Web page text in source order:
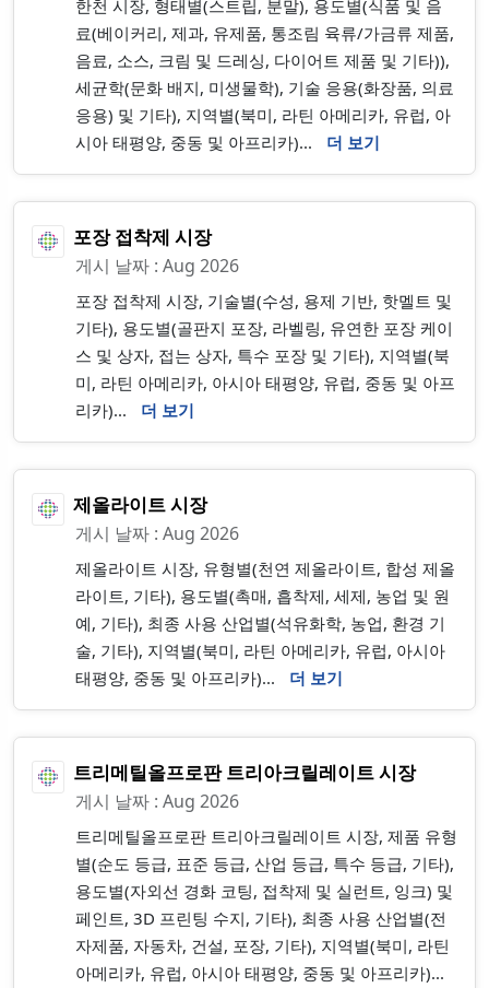
한천 시장, 형태별(스트립, 분말), 용도별(식품 및 음
료(베이커리, 제과, 유제품, 통조림 육류/가금류 제품,
음료, 소스, 크림 및 드레싱, 다이어트 제품 및 기타)),
세균학(문화 배지, 미생물학), 기술 응용(화장품, 의료
응용) 및 기타), 지역별(북미, 라틴 아메리카, 유럽, 아
시아 태평양, 중동 및 아프리카)...
더 보기
포장 접착제 시장
게시 날짜 : Aug 2026
포장 접착제 시장, 기술별(수성, 용제 기반, 핫멜트 및
기타), 용도별(골판지 포장, 라벨링, 유연한 포장 케이
스 및 상자, 접는 상자, 특수 포장 및 기타), 지역별(북
미, 라틴 아메리카, 아시아 태평양, 유럽, 중동 및 아프
리카)...
더 보기
제올라이트 시장
게시 날짜 : Aug 2026
제올라이트 시장, 유형별(천연 제올라이트, 합성 제올
라이트, 기타), 용도별(촉매, 흡착제, 세제, 농업 및 원
예, 기타), 최종 사용 산업별(석유화학, 농업, 환경 기
술, 기타), 지역별(북미, 라틴 아메리카, 유럽, 아시아
태평양, 중동 및 아프리카)...
더 보기
트리메틸올프로판 트리아크릴레이트 시장
게시 날짜 : Aug 2026
트리메틸올프로판 트리아크릴레이트 시장, 제품 유형
별(순도 등급, 표준 등급, 산업 등급, 특수 등급, 기타),
용도별(자외선 경화 코팅, 접착제 및 실런트, 잉크) 및
페인트, 3D 프린팅 수지, 기타), 최종 사용 산업별(전
자제품, 자동차, 건설, 포장, 기타), 지역별(북미, 라틴
아메리카, 유럽, 아시아 태평양, 중동 및 아프리카)...